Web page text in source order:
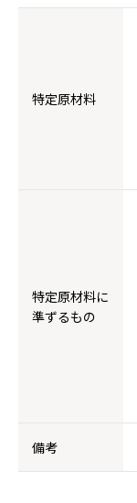
特定原材料
特定原材料に
準ずるもの
備考